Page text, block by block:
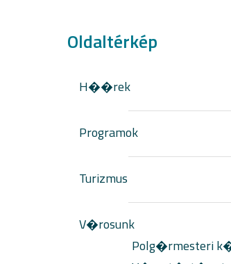
Oldaltérkép
H��rek
Programok
Turizmus
V�rosunk
Polg�rmesteri